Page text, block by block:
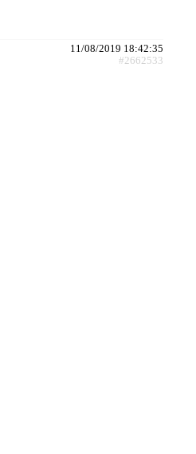
11/08/2019 18:42:35
#2662533